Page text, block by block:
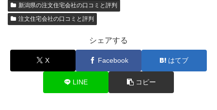
新潟県の注文住宅会社の口コミと評判
注文住宅会社の口コミと評判
シェアする
X Facebook はてブ
LINE コピー